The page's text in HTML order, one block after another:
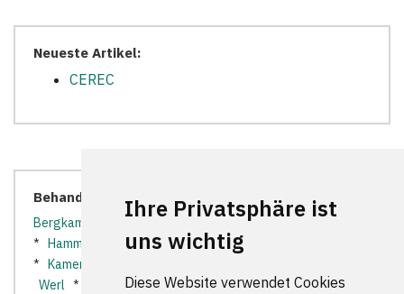
Ihre Privatsphäre ist
uns wichtig
Diese Website verwendet Cookies
Neueste Artikel:
CEREC
Behandler in der Nähe:
Bergkamen *
* Hamm Holzwickede*Iserlohn
* Kamen
Werl * Wickede (Ruhr)*